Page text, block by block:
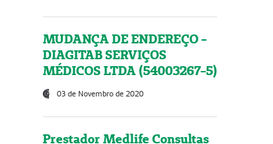
MUDANÇA DE ENDEREÇO -
DIAGITAB SERVIÇOS
MÉDICOS LTDA (54003267-5)
03 de Novembro de 2020
Prestador Medlife Consultas